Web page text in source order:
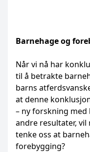
Barnehage og
Når vi nå har
til å betrakte
barns
at denne
– ny forskning
andre resultater,
tenke oss at
forebygging?